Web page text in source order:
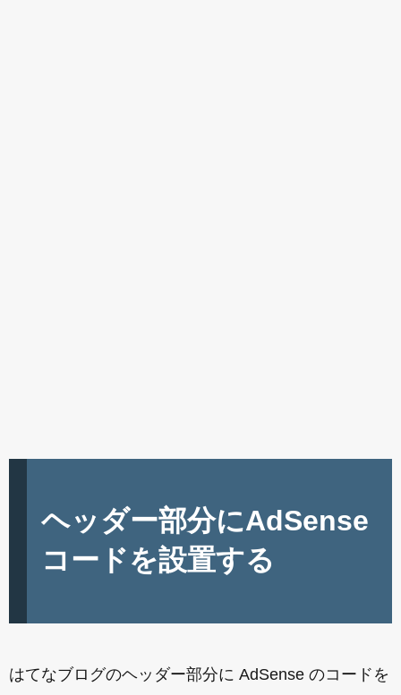
ヘッダー部分にAdSense
コードを設置する
はてなブログのヘッダー部分に AdSense のコードを